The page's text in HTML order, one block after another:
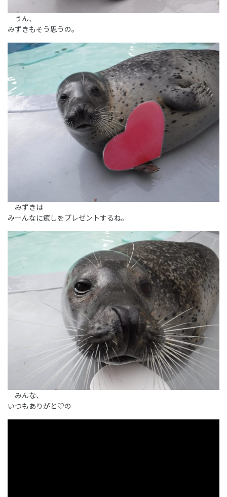
うん、
みずきもそう思うの。
みずきは
みーんなに癒しをプレゼントするね。
みんな、
いつもありがと♡の